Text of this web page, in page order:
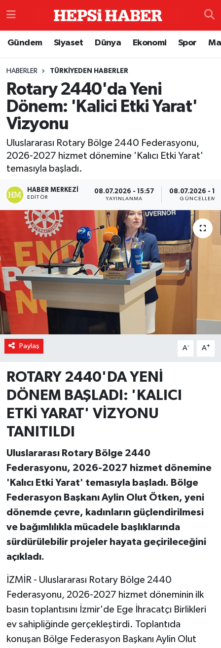
Gündem Siyaset Dünya Ekonomi Spor
HABERLER TÜRKIYEDEN HABERLER
Rotary 2440'da Yeni
Dönem: 'Kalici Etki Yarat'
Vizyonu
Uluslararası Rotary Bölge 2440 Federasyonu,
2026-2027 hizmet dönemine 'Kalıcı Etki Yarat'
temasıyla başladı.
HABER MERKEZI
EDITÖR
08.07.2026 - 15:57
YAYINLANMA
08.07.2026 -
GÜNCELLEME
Paylaş A- A+
ROTARY 2440'DA YENİ
DÖNEM BAŞLADI: 'KALICI
ETKİ YARAT' VİZYONU
TANITILDI
Uluslararası Rotary Bölge 2440
Federasyonu, 2026-2027 hizmet dönemine
'Kalıcı Etki Yarat' temasıyla başladı. Bölge
Federasyon Başkanı Aylin Olut Ötken, yeni
dönemde çevre, kadınların güçlendirilmesi
ve bağımlılıkla mücadele başlıklarında
sürdürülebilir projeler hayata geçirileceğini
açıkladı.
İZMİR - Uluslararası Rotary Bölge 2440
Federasyonu, 2026-2027 hizmet döneminin ilk
basın toplantısını İzmir'de Ege İhracatçı Birlikleri
ev sahipliğinde gerçekleştirdi. Toplantıda
konuşan Bölge Federasyon Başkanı Aylin Olut
Çevre
Dünya
Ekonomi
Genel
Gündem
Magazin
Özel Haber
Sağlık
Siyaset
Son Dakika
İzmir Namaz Vakitleri
İstanbul Trafik Yoğunluk Haritası
Süper Lig Puan Durumu ve Fikstür
Tüm Manşetler
Son Dakika Haberleri
Haber Arşivi